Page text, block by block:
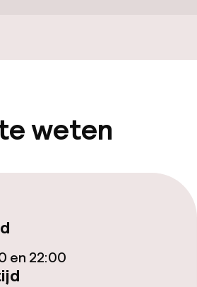
weten
en 22:00